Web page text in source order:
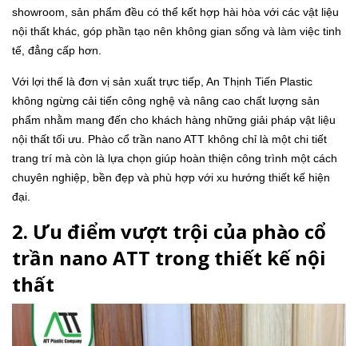
showroom, sản phẩm đều có thể kết hợp hài hòa với các vật liệu
nội thất khác, góp phần tạo nên không gian sống và làm việc tinh
tế, đẳng cấp hơn.
Với lợi thế là đơn vị sản xuất trực tiếp, An Thịnh Tiến Plastic
không ngừng cải tiến công nghệ và nâng cao chất lượng sản
phẩm nhằm mang đến cho khách hàng những giải pháp vật liệu
nội thất tối ưu. Phào cổ trần nano ATT không chỉ là một chi tiết
trang trí mà còn là lựa chọn giúp hoàn thiện công trình một cách
chuyên nghiệp, bền đẹp và phù hợp với xu hướng thiết kế hiện
đại.
2. Ưu điểm vượt trội của phào cổ
trần nano ATT trong thiết kế nội
thất